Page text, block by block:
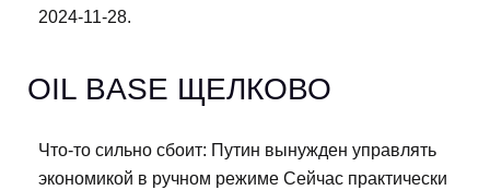
2024-11-28.
OIL BASE ЩЕЛКОВО
Что-то сильно сбоит: Путин вынужден управлять
экономикой в ручном режиме Сейчас практически